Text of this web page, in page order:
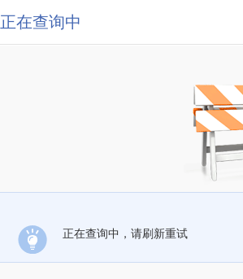
正在查询中
正在查询中，请刷新重试